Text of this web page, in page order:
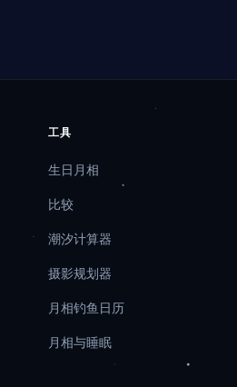
工具
生日月相
比较
潮汐计算器
摄影规划器
月相钓鱼日历
月相与睡眠